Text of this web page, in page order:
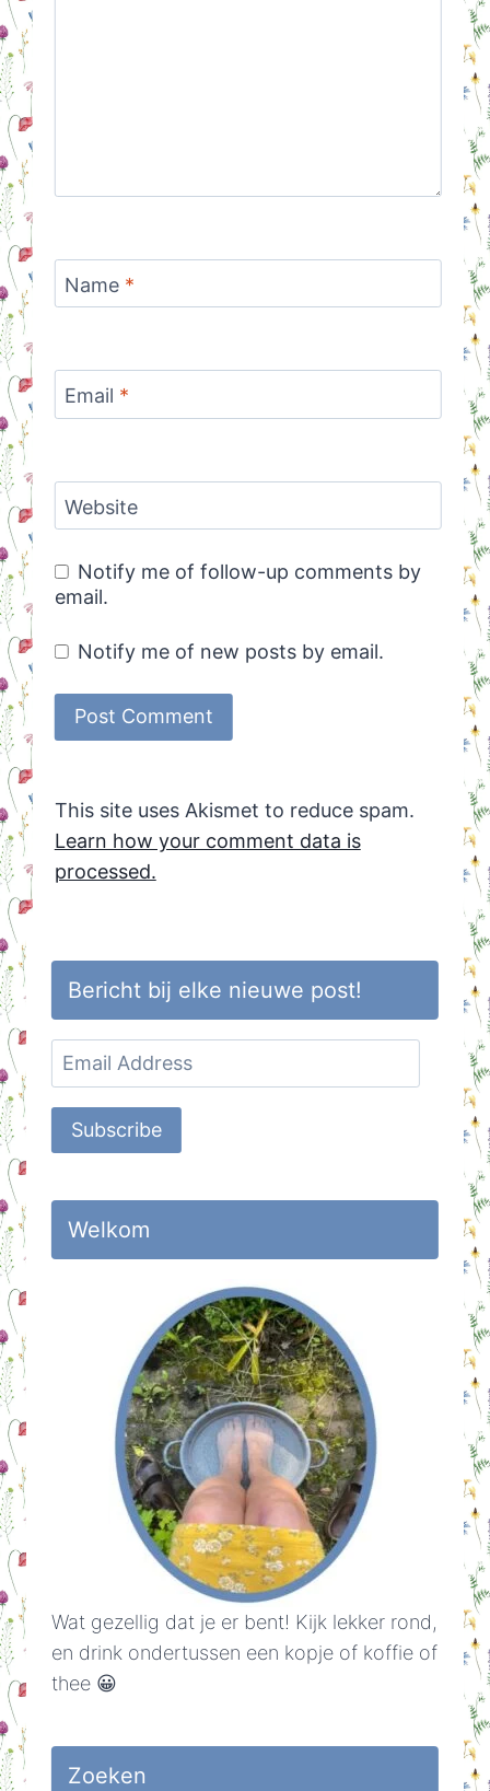
Name *
Email *
Website
Notify me of follow-up comments by
email.
Notify me of new posts by email.
This site uses Akismet to reduce spam.
Learn how your comment data is
processed.
Bericht bij elke nieuwe post!
Email
Address
Subscribe
Welkom
Wat gezellig dat je er bent! Kijk lekker rond,
en drink ondertussen een kopje of koffie of
thee 😀
Zoeken